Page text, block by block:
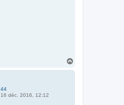
44
16 déc. 2016, 12:12